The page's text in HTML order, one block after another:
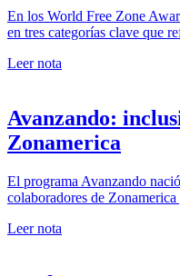
En los World Free Zone
en tres categorías clave que
Leer nota
Avanzando:
Zonamerica
El programa Avanzando
colaboradores de
Leer nota